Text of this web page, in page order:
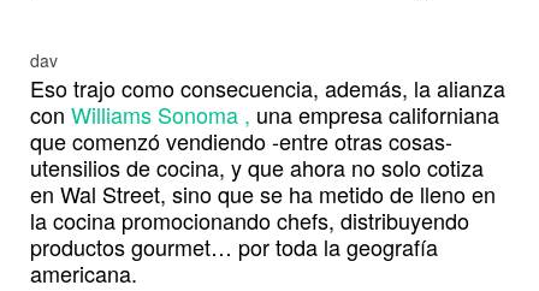
dav
Eso trajo como consecuencia, además, la alianza
con Williams Sonoma , una empresa californiana
que comenzó vendiendo -entre otras cosas-
utensilios de cocina, y que ahora no solo cotiza
en Wal Street, sino que se ha metido de lleno en
la cocina promocionando chefs, distribuyendo
productos gourmet… por toda la geografía
americana.